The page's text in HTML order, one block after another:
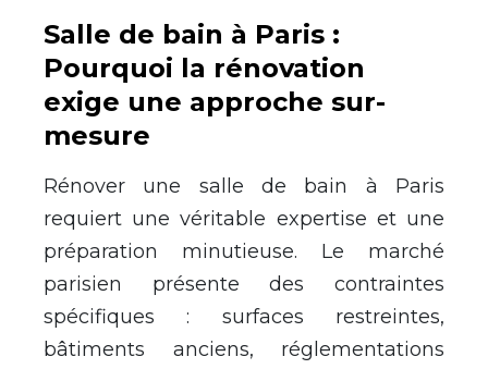
Salle de bain à Paris :
Pourquoi la rénovation
exige une approche sur-
mesure
Rénover une salle de bain à Paris
requiert une véritable expertise et une
préparation minutieuse. Le marché
parisien présente des contraintes
spécifiques : surfaces restreintes,
bâtiments anciens, réglementations